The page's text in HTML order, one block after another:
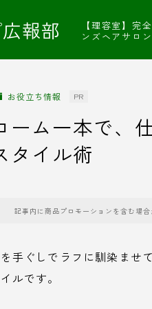
報部
【理容室】完
ンズヘアサロン
お役立ち情報 PR
ーム一本で、
タイル術
記事内に商品プロモーションを含む場
手ぐしでラフに馴染ませ
ルです。